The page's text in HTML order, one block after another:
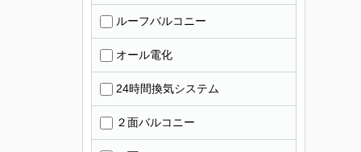
ルーフバルコニー
オール電化
24時間換気システム
２面バルコニー